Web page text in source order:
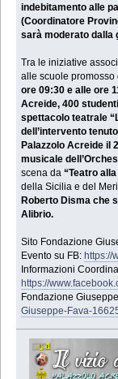
indebitamento alle
(Coordinatore
sarà moderato dalla
Tra le iniziative
alle scuole promosso
ore 09:30 e alle ore
Acreide, 400
spettacolo teatrale
dell’intervento
Palazzolo Acreide il
musicale
scena da“Teatro
della Sicilia e del
Roberto Disma che
Alibrio.
Sito Fondazione
Evento su FB:https://
Informazioni
https://
Fondazione
Giuseppe-Fava-